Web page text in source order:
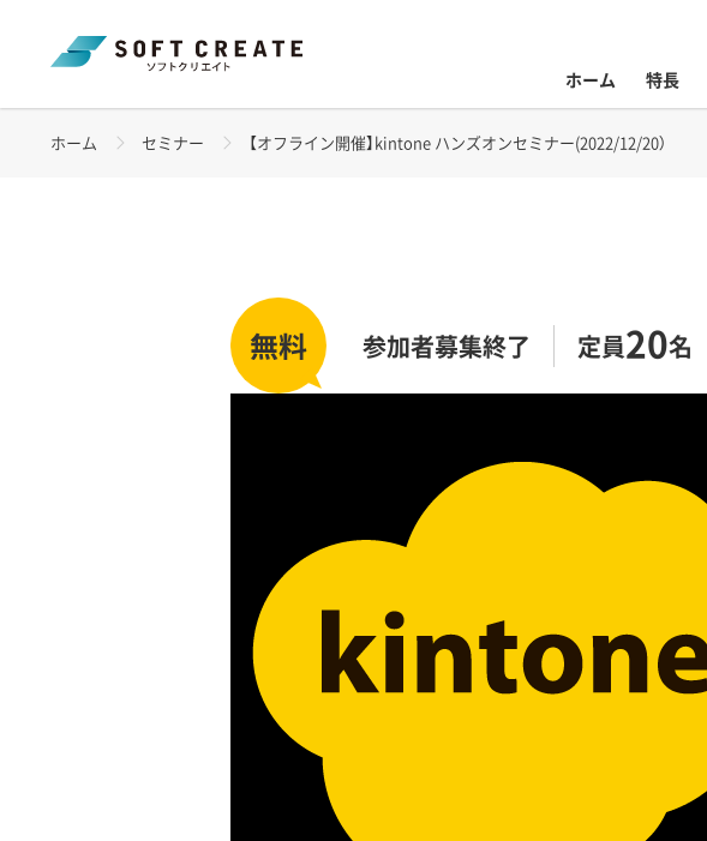
ホーム 特長
ホーム セミナー 【オフライン開催】kintone ハンズオンセミナー(2022/12/20）
参加者募集終了 定員20名